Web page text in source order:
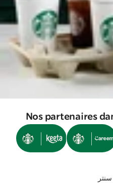
Nos partenaires